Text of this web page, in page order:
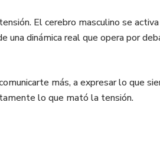
El cerebro masculino se
una dinámica real que opera por
más, a expresar lo que
lo que mató la tensión.